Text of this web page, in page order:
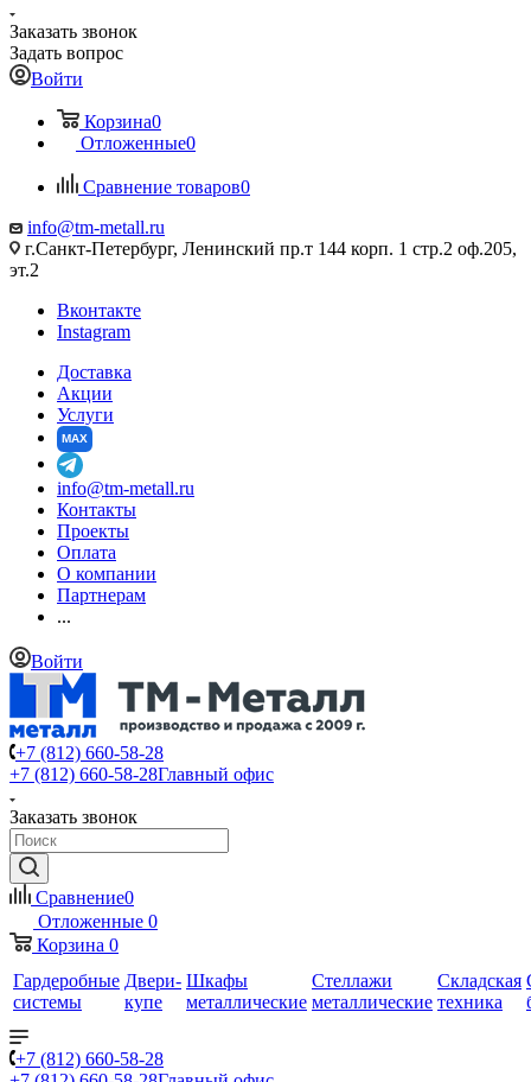
Заказать звонок
Задать вопрос
Войти
Корзина0
Отложенные0
Сравнение товаров0
info@tm-metall.ru
г.Санкт-Петербург, Ленинский пр.т 144 корп. 1 стр.2 оф.205,
эт.2
Вконтакте
Instagram
Доставка
Акции
Услуги
MAX
info@tm-metall.ru
Контакты
Проекты
Оплата
О компании
Партнерам
...
Войти
+7 (812) 660-58-28
+7 (812) 660-58-28Главный офис
Заказать звонок
Сравнение0
Отложенные 0
Корзина 0
Гардеробные
системы
Двери-
купе
Шкафы
металлические
Стеллажи
металлические
Складская
техника
+7 (812) 660-58-28